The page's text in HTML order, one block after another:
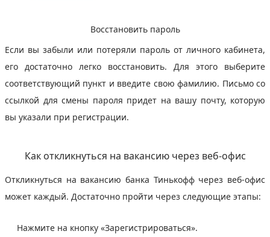
Восстановить пароль
Если вы забыли или потеряли пароль от личного кабинета,
его достаточно легко восстановить. Для этого выберите
соответствующий пункт и введите свою фамилию. Письмо со
ссылкой для смены пароля придет на вашу почту, которую
вы указали при регистрации.
Как откликнуться на вакансию через веб-офис
Откликнуться на вакансию банка Тинькофф через веб-офис
может каждый. Достаточно пройти через следующие этапы:
Нажмите на кнопку «Зарегистрироваться».